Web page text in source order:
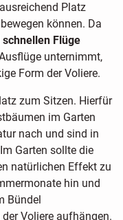
Platz
können. Da
Flüge
unternimmt,
Form der Voliere.
zum Sitzen. Hierfür
im Garten
nach und sind in
Garten sollte die
natürlichen Effekt zu
hin und
Bündel
Voliere aufhängen.